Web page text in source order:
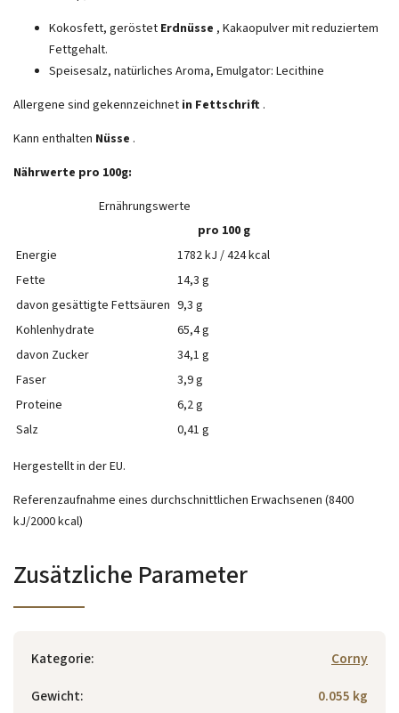
Kokosfett, geröstet Erdnüsse , Kakaopulver mit reduziertem
Fettgehalt.
Speisesalz, natürliches Aroma, Emulgator: Lecithine
Allergene sind gekennzeichnet in Fettschrift .
Kann enthalten Nüsse .
Nährwerte pro 100g:
Ernährungswerte
pro 100 g
Energie
1782 kJ / 424 kcal
Fette
14,3 g
davon gesättigte Fettsäuren 9,3 g
Kohlenhydrate
65,4 g
davon Zucker
34,1 g
Faser
3,9 g
Proteine
6,2 g
Salz
0,41 g
Hergestellt in der EU.
Referenzaufnahme eines durchschnittlichen Erwachsenen (8400
kJ/2000 kcal)
Zusätzliche Parameter
Kategorie:
Corny
Gewicht:
0.055 kg